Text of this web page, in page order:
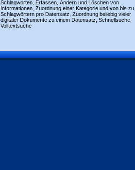
Schlagworten, Erfassen, Ändern und Löschen von
Informationen, Zuordnung einer Kategorie und von bis zu
Schlagwörtern pro Datensatz, Zuordnung beliebig vieler
digitaler Dokumente zu einem Datensatz, Schnellsuche,
Volltextsuche